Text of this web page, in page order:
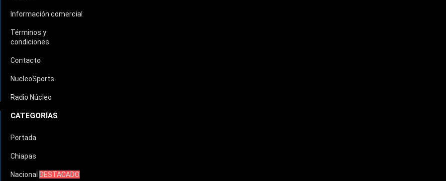
Información comercial
Términos y
condiciones
Contacto
NucleoSports
Radio Núcleo
CATEGORÍAS
Portada
Chiapas
Nacional DESTACADO